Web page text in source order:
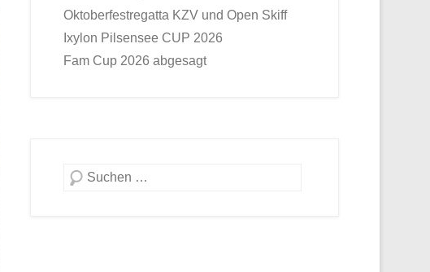
Oktoberfestregatta KZV und Open Skiff
Ixylon Pilsensee CUP 2026
Fam Cup 2026 abgesagt
Suche